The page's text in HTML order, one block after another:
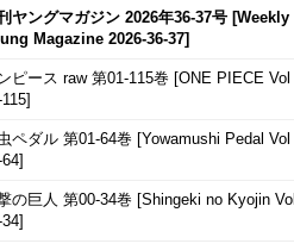
ヤングマガジン 2026年36-37号 [Weekly
Magazine 2026-36-37]
ピース raw 第01-115巻 [ONE PIECE Vol
ペダル 第01-64巻 [Yowamushi Pedal Vol
の巨人 第00-34巻 [Shingeki no Kyojin Vol